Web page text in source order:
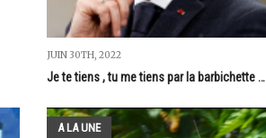
JUIN 30TH, 2022
Je te tiens , tu me tiens par la barbichette …
A LA UNE